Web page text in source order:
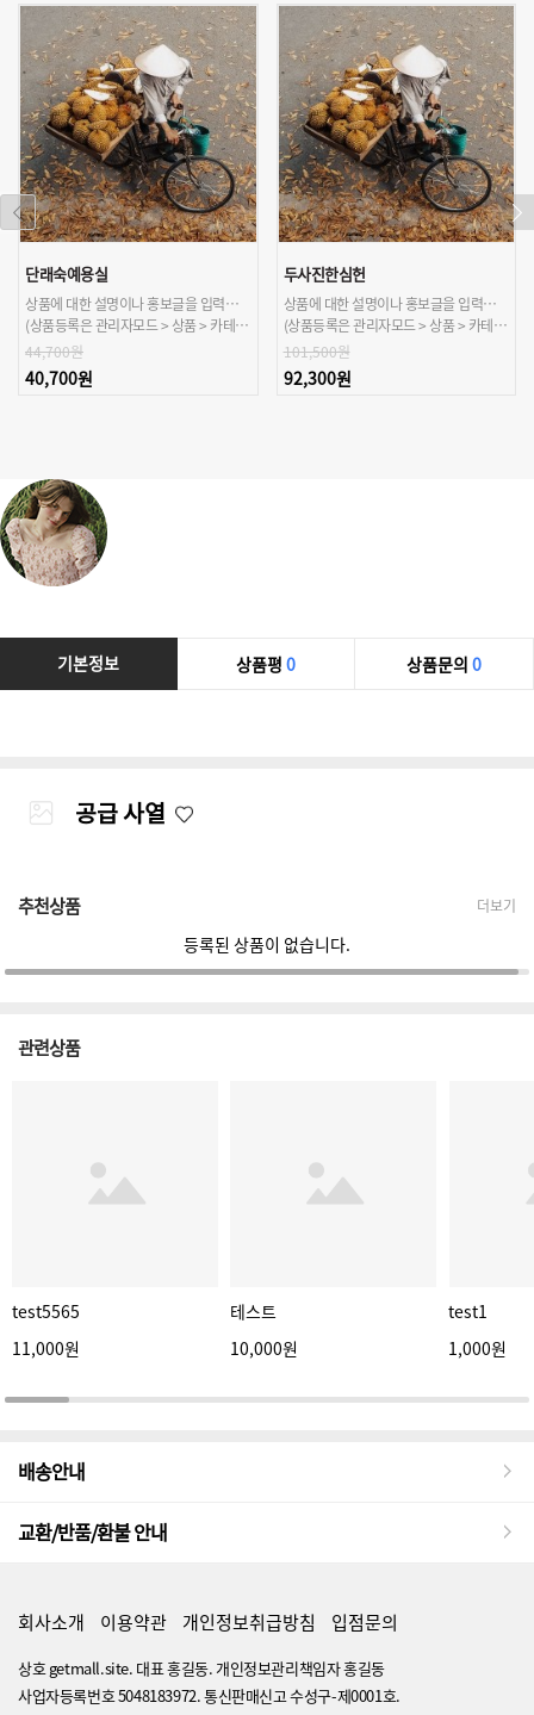
단래숙예용실
상품에 대한 설명이나 홍보글을 입력해주세요.
(상품등록은 관리자모드 > 상품 > 카테고리/상품관리 > 상품등록 가능)
44,700원
40,700원
두사진한심헌
상품에 대한 설명이나 홍보글을 입력해주세요.
(상품등록은 관리자모드 > 상품 > 카테고리/상품관리 > 상품등록 가능)
101,500원
92,300원
기본정보 상품평 0 상품문의 0
공급 사열
추천상품 더보기
등록된 상품이 없습니다.
관련상품
test5565
11,000원
테스트
10,000원
test1
1,000원
배송안내
교환/반품/환불 안내
회사소개 이용약관 개인정보취급방침 입점문의
상호 getmall.site. 대표 홍길동. 개인정보관리책임자 홍길동
사업자등록번호 5048183972. 통신판매신고 수성구-제0001호.